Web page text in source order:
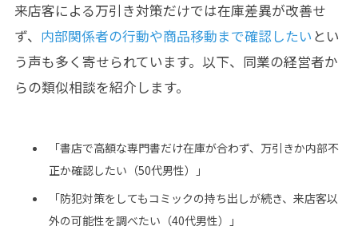
来店客による万引き対策だけでは在庫差異が改善せ
ず、 内部関係者の行動や商品移動まで確認したい とい
う声も多く寄せられています。以下、同業の経営者か
らの類似相談を紹介します。
「書店で高額な専門書だけ在庫が合わず、万引きか内部不
正か確認したい（50代男性）」
「防犯対策をしてもコミックの持ち出しが続き、来店客以
外の可能性を調べたい（40代男性）」